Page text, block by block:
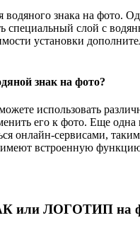
знака на фото.
специальный слой с
установки
знак на фото?
использовать
его к фото. Еще
онлайн-сервисами,
встроенную
или ЛОГОТИП на